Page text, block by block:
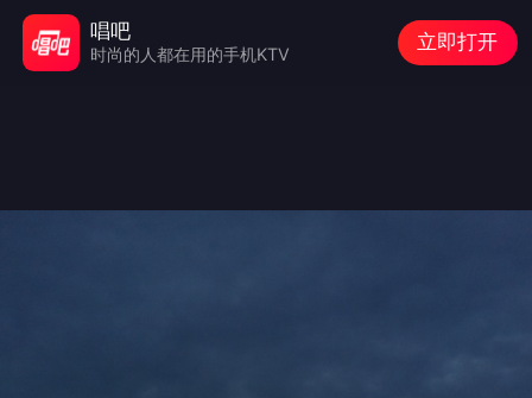
唱吧
时尚的人都在用的手机KTV
立即打开